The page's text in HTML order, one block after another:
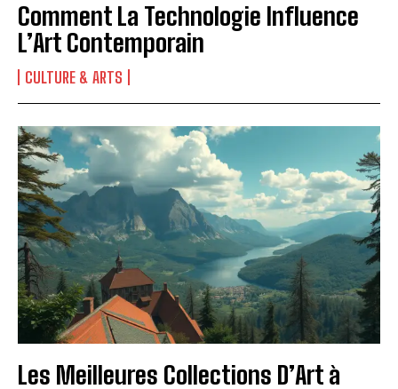
Comment La Technologie Influence
L’Art Contemporain
CULTURE & ARTS
Les Meilleures Collections D’Art à